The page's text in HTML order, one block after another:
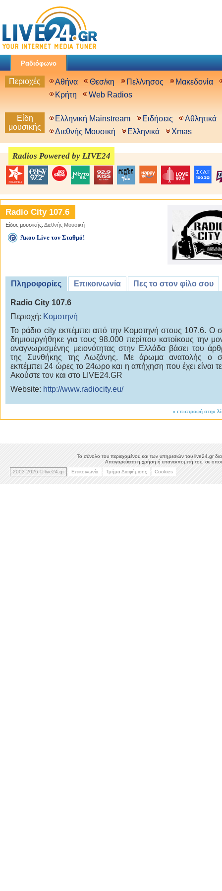
Ραδιόφωνο
Περιοχές Αθήνα Θεσ/κη Πελ/νησος
Μακεδονία
Κρήτη
Web Radios
Είδη
μουσικής
Ελληνική Mainstream Ειδήσεις
Αθλητικά
Διεθνής Μουσική
Ελληνικά Xmas
Radios Powered by LIVE24
Radio City 107.6
Είδος μουσικής: Διεθνής Μουσική
Άκου Live τον Σταθμό!
Πληροφορίες Επικοινωνία Πες το στον φίλο σου
Radio City 107.6
Περιοχή: Κομοτηνή
Το ράδιο city εκπέμπει από την Κομοτηνή στους 107.6. Ο
δημιουργήθηκε για τους 98.000 περίπου κατοίκους την
αναγνωρισμένης μειονότητας στην Ελλάδα βάσει του
της Συνθήκης της Λωζάνης. Με άρωμα ανατολής ο
εκπέμπει 24 ώρες το 24ωρο και η απήχηση που έχει είναι
Ακούστε τον και στο LIVE24.GR
Website: http://www.radiocity.eu/
« επιστροφή στην
Το σύνολο του περιεχομένου και των υπηρεσιών του live24.gr
Απαγορεύεται η χρήση ή επανεκπομπή του, σε
2003-2026 © live24.gr
Επικοινωνία Τμήμα Διαφήμισης Cookies